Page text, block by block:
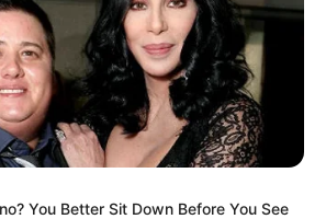
You Better Sit Down Before You See